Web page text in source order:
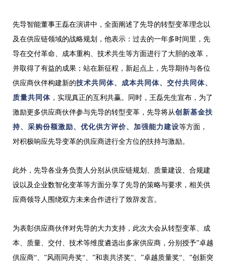
先导智能董事王磊在演讲中，全面阐述了先导的转型变革理念以
及在供应链领域的战略规划，他表示：过去的一年多时间里，先
导在交付革命、成本重构、技术共生等方面进行了大胆的改革，
并取得了有益的成果；站在新征程，新起点上，先导期待与各位
供应商伙伴构建新的技术共同体、成本共同体、交付共同体、
质量共同体 ，实现真正的互利共赢。同时，王磊先生宣布，为了
激励更多供应商伙伴参与先导的转型变革，先导将从创新基金扶
持、采购份额激励、优化供方评价、加强能力建设等方面，
对积极响应先导变革的供应商进行全方位的扶持与激励。
此外， 先导各业务负责人分别从供应链规划、质量建设、合规建
设以及企业数智化变革等方面分享了先导的策略与要求，相关供
应商领导人围绕双方未来合作进行了致辞发言。
为表彰供应商伙伴对先导的大力支持，此次大会从转型变革、成
本、质量、交付、技术等维度遴选出 多家供应商，分别授予”卓越
供应商“、”风雨同舟奖“、”和衷共济奖“、”卓越质量奖“、”创新突